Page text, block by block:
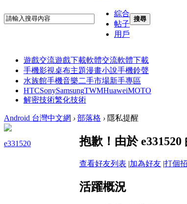
綜合
帖子
用戶
搜尋
遊戲交流遊戲下載軟體交流軟體下載
手機影視桌布主題漫畫小說手機鈴聲
水族館手機音樂二手市場新手專區
HTCSonySamsungTWMHuaweiMOTO
解密技術繁化技術
Android 台灣中文網 › 部落格 › 隱私提醒
e331520 抱歉！由於
查看好友列表 |加為好友 |打個
活躍概況